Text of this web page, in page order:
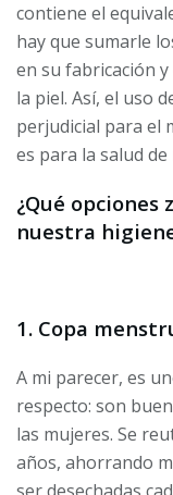
contiene el
hay que sumarle
en su fabricación
la piel. Así, el uso
perjudicial para el
es para la salud
¿Qué
nuestra
1. Copa
A mi parecer, es
respecto: son
las mujeres. Se
años, ahorrando